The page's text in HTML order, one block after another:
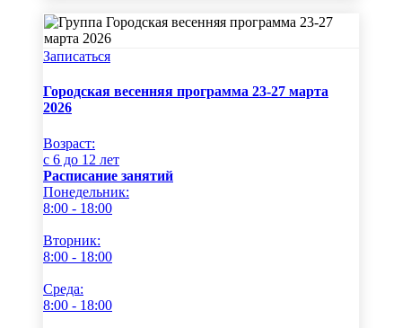
Записаться
Городская весенняя программа 23-27 марта
2026
Возраст:
c 6 до 12 лет
Расписание занятий
Понедельник:
8:00 - 18:00
Вторник:
8:00 - 18:00
Среда:
8:00 - 18:00